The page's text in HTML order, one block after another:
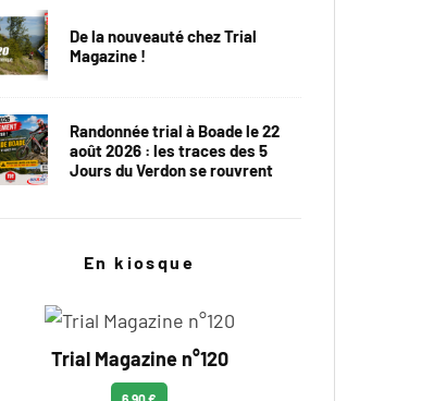
De la nouveauté chez Trial
Magazine !
Randonnée trial à Boade le 22
août 2026 : les traces des 5
Jours du Verdon se rouvrent
En kiosque
Trial Magazine n°120